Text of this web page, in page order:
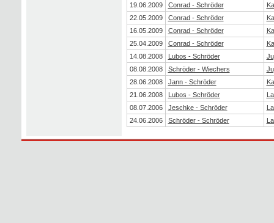
19.06.2009
Conrad - Schröder
22.05.2009
Conrad - Schröder
16.05.2009
Conrad - Schröder
25.04.2009
Conrad - Schröder
14.08.2008
Lubos - Schröder
08.08.2008
Schröder - Wiechers
28.06.2008
Jann - Schröder
21.06.2008
Lubos - Schröder
08.07.2006
Jeschke - Schröder
24.06.2006
Schröder - Schröder